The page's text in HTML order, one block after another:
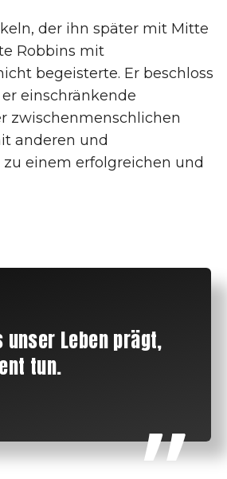
der ihn später mit Mitte
Robbins mit
begeisterte. Er beschloss
einschränkende
zwischenmenschlichen
anderen und
einem erfolgreichen und
Leben prägt,
tun.